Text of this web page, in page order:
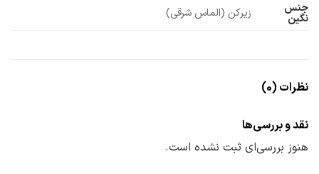
جنس
نگین زیرکن (الماس شرقی)
نظرات (0)
نقد و بررسی‌ها
هنوز بررسی‌ای ثبت نشده است.